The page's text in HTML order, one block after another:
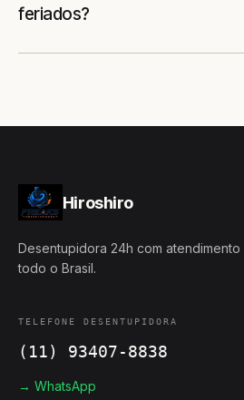
feriados?
Hiroshiro
Desentupidora 24h com
todo o Brasil.
TELEFONE DESENTUPIDORA
(11) 93407-8838
→ WhatsApp